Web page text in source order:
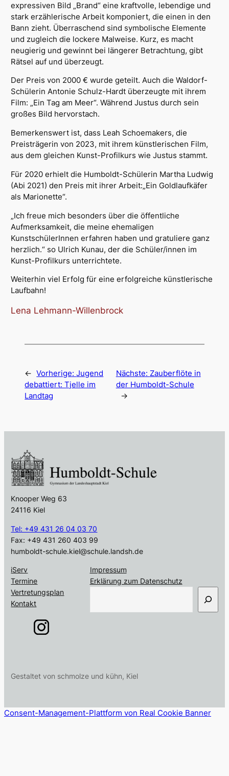
expressiven Bild „Brand“ eine kraftvolle, lebendige und
stark erzählerische Arbeit komponiert, die einen in den
Bann zieht. Überraschend sind symbolische Elemente
und zugleich die lockere Malweise. Kurz, es macht
neugierig und gewinnt bei längerer Betrachtung, gibt
Rätsel auf und überzeugt.
Der Preis von 2000 € wurde geteilt. Auch die Waldorf-
Schülerin Antonie Schulz-Hardt überzeugte mit ihrem
Film: „Ein Tag am Meer“. Während Justus durch sein
großes Bild hervorstach.
Bemerkenswert ist, dass Leah Schoemakers, die
Preisträgerin von 2023, mit ihrem künstlerischen Film,
aus dem gleichen Kunst-Profilkurs wie Justus stammt.
Für 2020 erhielt die Humboldt-Schülerin Martha Ludwig
(Abi 2021) den Preis mit ihrer Arbeit:„Ein Goldlaufkäfer
als Marionette“.
„Ich freue mich besonders über die öffentliche
Aufmerksamkeit, die meine ehemaligen
KunstschülerInnen erfahren haben und gratuliere ganz
herzlich.“ so Ulrich Kunau, der die Schüler/innen im
Kunst-Profilkurs unterrichtete.
Weiterhin viel Erfolg für eine erfolgreiche künstlerische
Laufbahn!
Lena Lehmann-Willenbrock
← Vorherige:Jugend
debattiert: Tjelle im
Landtag
Nächste: Zauberflöte in
der Humboldt-Schule
→
Knooper Weg 63
24116 Kiel
Tel: +49 431 26 04 03 70
Fax: +49 431 260 403 99
humboldt-schule.kiel@schule.landsh.de
iServ
Termine
Vertretungsplan
Kontakt
Impressum
Erklärung zum Datenschutz
c
Gestaltet von schmolze und kühn, Kiel
Consent-Management-Plattform von Real Cookie Banner